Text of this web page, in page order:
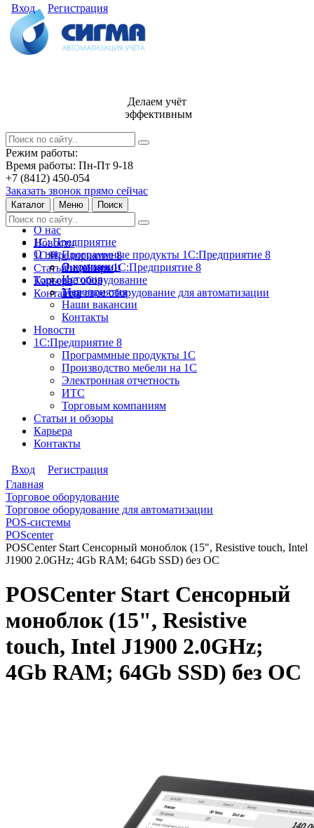
Вход Регистрация
Делаем учёт
эффективным
Режим работы:
Время работы: Пн-Пт 9-18
+7 (8412) 450-054
Заказать звонок прямо сейчас
Каталог Меню Поиск
О нас
Новости
1С:Предприятие 8
Статьи и обзоры
Карьера
Контакты
1С: Предприятие
Программные продукты 1С:Предприятие 8
Лицензии 1С:Предприятие 8
Торговое оборудование
Торговое оборудование для автоматизации
О нас
О компании
История
Мероприятия
Наши вакансии
Контакты
Новости
1С:Предприятие 8
Программные продукты 1С
Производство мебели на 1С
Электронная отчетность
ИТС
Торговым компаниям
Статьи и обзоры
Карьера
Контакты
Вход
Регистрация
Главная
Торговое оборудование
Торговое оборудование для автоматизации
POS-системы
POScenter
POSCenter Start Сенсорный моноблок (15", Resistive touch, Intel
J1900 2.0GHz; 4Gb RAM; 64Gb SSD) без ОС
POSCenter Start Сенсорный
моноблок (15", Resistive
touch, Intel J1900 2.0GHz;
4Gb RAM; 64Gb SSD) без ОС